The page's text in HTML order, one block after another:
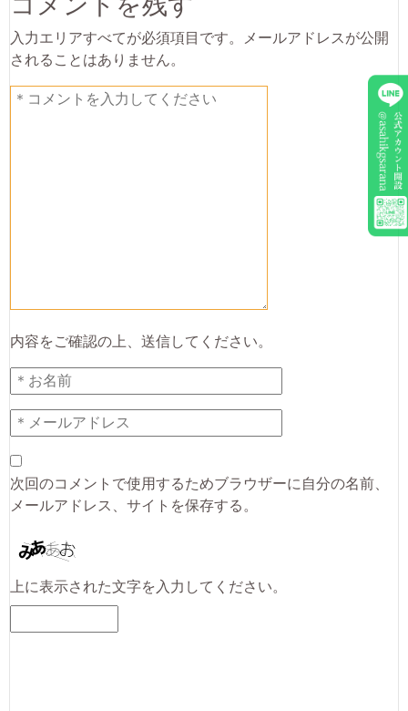
入力エリアすべてが必須項目です。メールアドレスが公開
されることはありません。
内容をご確認の上、送信してください。
次回のコメントで使用するためブラウザーに自分の名前、
メールアドレス、サイトを保存する。
上に表示された文字を入力してください。